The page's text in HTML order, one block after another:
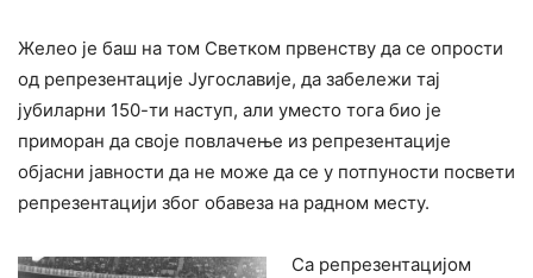
Желео је баш на том Светком првенству да се опрости
од репрезентације Југославије, да забележи тај
јубиларни 150-ти наступ, али уместо тога био је
приморан да своје повлачење из репрезентације
објасни јавности да не може да се у потпуности посвети
репрезентацији због обавеза на радном месту.
Са репрезентацијом